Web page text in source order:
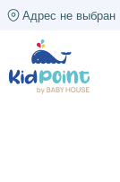
Адрес не выбран